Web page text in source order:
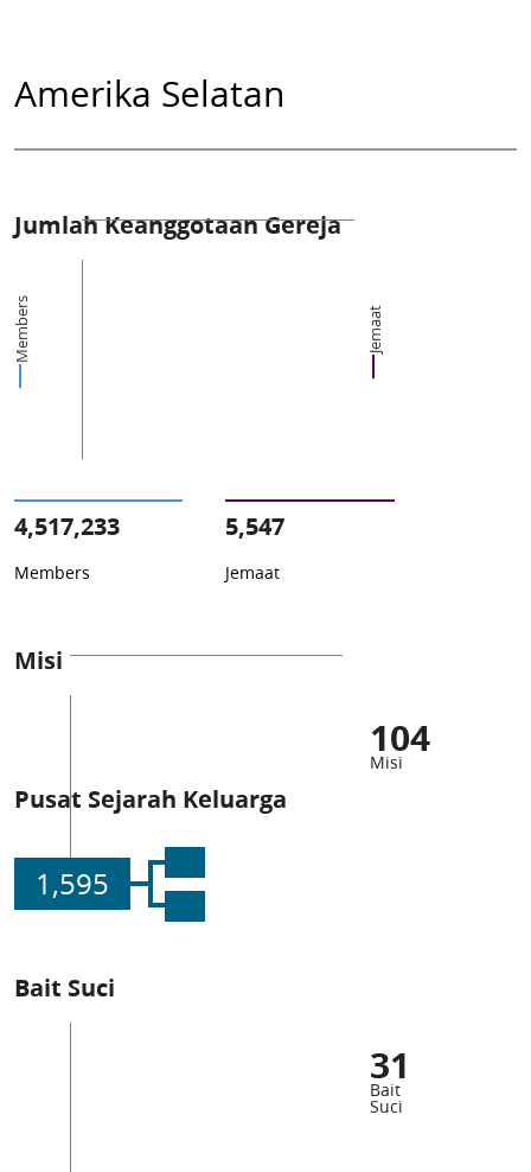
Amerika Selatan
Jumlah Keanggotaan Gereja
Members Jemaat
4,517,233
Members
5,547
Jemaat
Misi
104
Misi
Pusat Sejarah Keluarga
1,595
Bait Suci
31
Bait
Suci